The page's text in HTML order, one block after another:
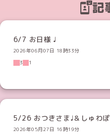
記
6/7 お日様 ♩
2026年06月07日 18時33分
3
1
5/26 おつきさま♩＆しゅわぽ
2026年05月27日 16時19分